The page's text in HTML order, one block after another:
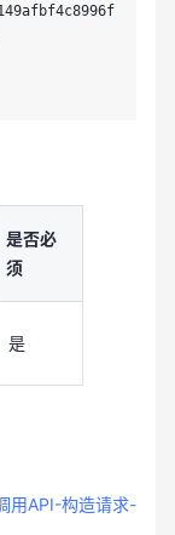
是否必
须
是
用API-构造请求-